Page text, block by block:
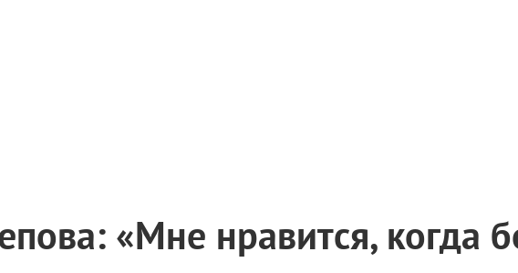
«Мне нравится, когда